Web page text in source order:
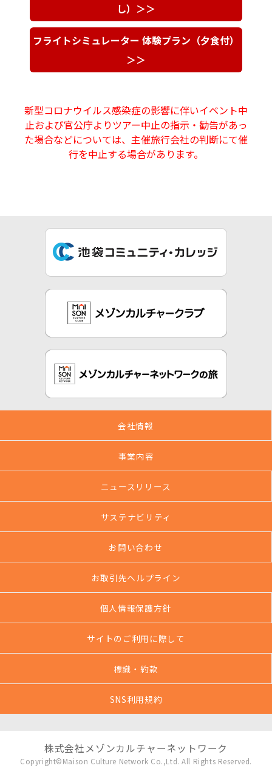
し）＞＞
フライトシミュレーター 体験プラン（夕食付）
＞＞
新型コロナウイルス感染症の影響に伴いイベント中
止および官公庁よりツアー中止の指示・勧告があっ
た場合などについては、主催旅行会社の判断にて催
行を中止する場合があります。
会社情報
事業内容
ニュースリリース
サステナビリティ
お問い合わせ
お取引先ヘルプライン
個人情報保護方針
サイトのご利用に際して
標識・約款
SNS利用規約
株式会社メゾンカルチャーネットワーク
Copyright©Maison Culture Network Co.,Ltd. All Rights Reserved.